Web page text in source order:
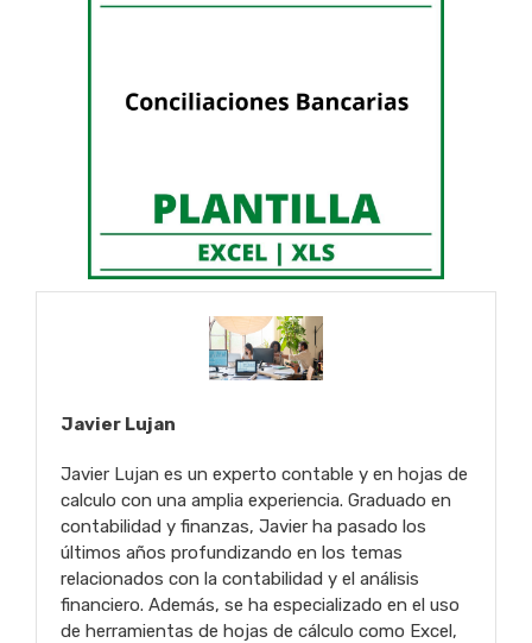
Javier Lujan
Javier Lujan es un experto contable y en hojas de
calculo con una amplia experiencia. Graduado en
contabilidad y finanzas, Javier ha pasado los
últimos años profundizando en los temas
relacionados con la contabilidad y el análisis
financiero. Además, se ha especializado en el uso
de herramientas de hojas de cálculo como Excel,